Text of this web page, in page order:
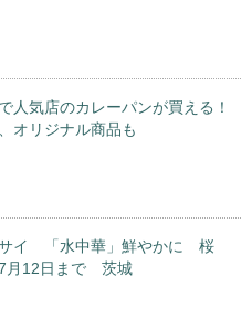
人気店のカレーパンが買える！
オリジナル商品も
サイ 「水中華」鮮やかに 桜
月12日まで 茨城